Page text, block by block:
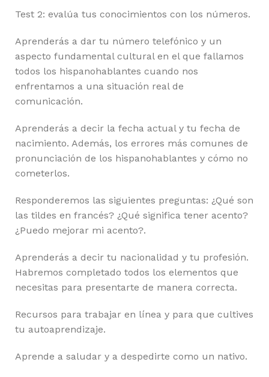
Test 2: evalúa tus conocimientos con los números.
Aprenderás a dar tu número telefónico y un
aspecto fundamental cultural en el que fallamos
todos los hispanohablantes cuando nos
enfrentamos a una situación real de
comunicación.
Aprenderás a decir la fecha actual y tu fecha de
nacimiento. Además, los errores más comunes de
pronunciación de los hispanohablantes y cómo no
cometerlos.
Responderemos las siguientes preguntas: ¿Qué son
las tildes en francés? ¿Qué significa tener acento?
¿Puedo mejorar mi acento?.
Aprenderás a decir tu nacionalidad y tu profesión.
Habremos completado todos los elementos que
necesitas para presentarte de manera correcta.
Recursos para trabajar en línea y para que cultives
tu autoaprendizaje.
Aprende a saludar y a despedirte como un nativo.